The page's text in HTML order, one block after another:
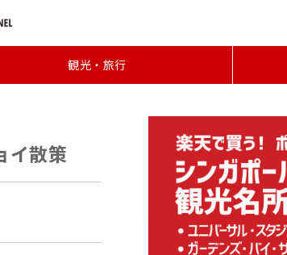
観光・旅行
イ散策